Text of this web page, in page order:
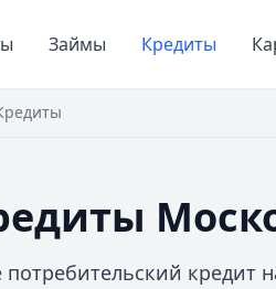
Займы Кредиты
кредит